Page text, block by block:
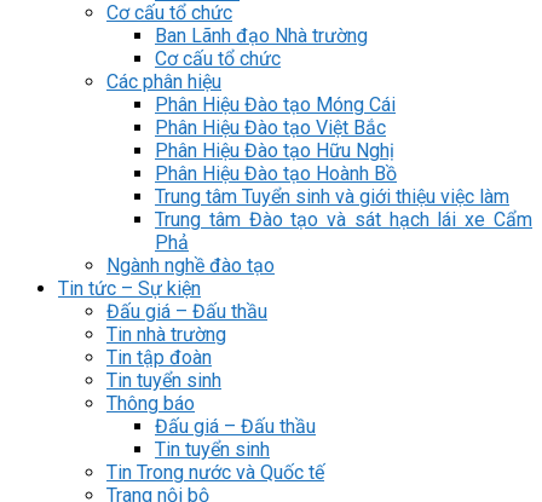
Cơ cấu tổ chức
Ban Lãnh đạo Nhà trường
Cơ cấu tổ chức
Các phân hiệu
Phân Hiệu Đào tạo Móng Cái
Phân Hiệu Đào tạo Việt Bắc
Phân Hiệu Đào tạo Hữu Nghị
Phân Hiệu Đào tạo Hoành Bồ
Trung tâm Tuyển sinh và giới thiệu việc làm
Trung tâm Đào tạo và sát hạch lái xe Cẩm
Phả
Ngành nghề đào tạo
Tin tức – Sự kiện
Đấu giá – Đấu thầu
Tin nhà trường
Tin tập đoàn
Tin tuyển sinh
Thông báo
Đấu giá – Đấu thầu
Tin tuyển sinh
Tin Trong nước và Quốc tế
Trang nội bộ